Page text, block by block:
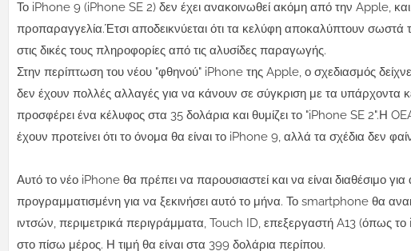
Το iPhone 9 (iPhone SE 2) δεν έχει ανακοινωθεί ακόμη από την Apple,
προπαραγγελία.Έτσι αποδεικνύεται ότι τα κελύφη αποκαλύπτουν σωστά
στις δικές τους πληροφορίες από τις αλυσίδες παραγωγής.
Στην περίπτωση του νέου "φθηνού" iPhone της Apple, ο σχεδιασμός
δεν έχουν πολλές αλλαγές για να κάνουν σε σύγκριση με τα υπάρχοντα
προσφέρει ένα κέλυφος στα 35 δολάρια και θυμίζει το "iPhone SE 2".Η
έχουν προτείνει ότι το όνομα θα είναι το iPhone 9, αλλά τα σχέδια δεν
Αυτό το νέο iPhone θα πρέπει να παρουσιαστεί και να είναι διαθέσιμο
προγραμματισμένη για να ξεκινήσει αυτό το μήνα. Το smartphone θα
ιντσών, περιμετρικά περιγράμματα, Touch ID, επεξεργαστή A13 (όπως
στο πίσω μέρος. Η τιμή θα είναι στα 399 δολάρια περίπου.